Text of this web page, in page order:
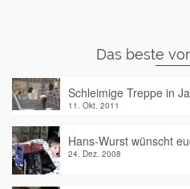
Das beste
Schleimige Treppe in
11. Okt. 2011
Hans-Wurst wünscht
24. Dez. 2008